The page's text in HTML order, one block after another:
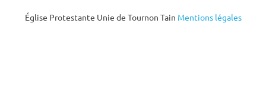
Église Protestante Unie de Tournon Tain Mentions légales